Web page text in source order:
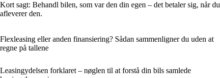
Kort sagt: Behandl bilen, som var den din egen – det betaler sig, når du
afleverer den.
Flexleasing eller anden finansiering? Sådan sammenligner du uden at
regne på tallene
Leasingydelsen forklaret – nøglen til at forstå din bils samlede